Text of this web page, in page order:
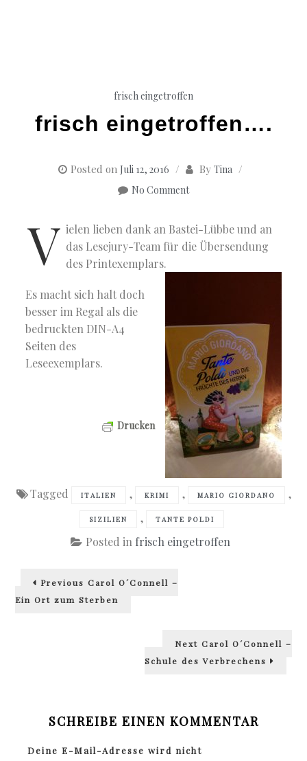
frisch eingetroffen
frisch eingetroffen….
Posted on Juli 12, 2016 By Tina
No Comment
V ielen lieben dank an Bastei-Lübbe und an
das Lesejury-Team für die Übersendung
des Printexemplars.
Es macht sich halt doch
besser im Regal als die
bedruckten DIN-A4
Seiten des
Leseexemplars.
Drucken
Tagged ITALIEN , KRIMI , MARIO GIORDANO ,
SIZILIEN , TANTE POLDI
Posted in frisch eingetroffen
Beitragsnavigation
Previous Previous
Carol O´Connell –
Ein Ort zum Sterben
Next Next
Carol O´Connell –
Schule des Verbrechens
SCHREIBE EINEN KOMMENTAR
Deine E-Mail-Adresse wird nicht